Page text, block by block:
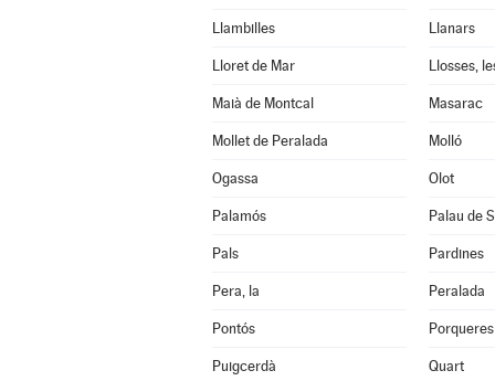
Llambilles Llanars
Lloret de Mar Llosses,
Maià de Montcal Masarac
Mollet de Peralada Molló
Ogassa Olot
Palamós Palau de
Pals Pardines
Pera, la Peralada
Pontós Porqueres
Puigcerdà Quart